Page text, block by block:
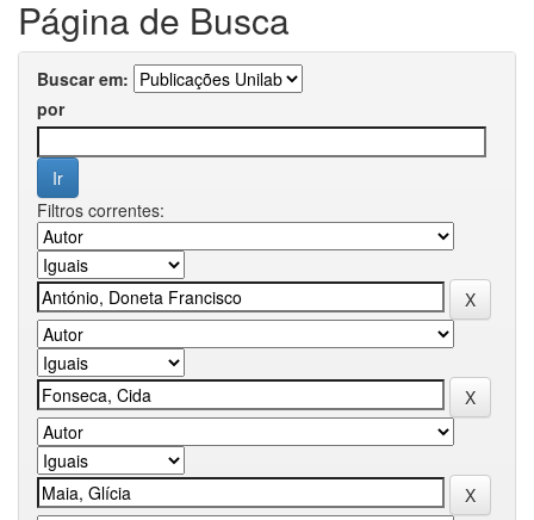
Página de Busca
Buscar em:
por
Filtros correntes: